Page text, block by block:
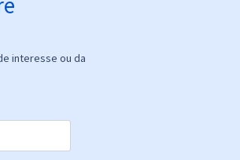
interesse ou da